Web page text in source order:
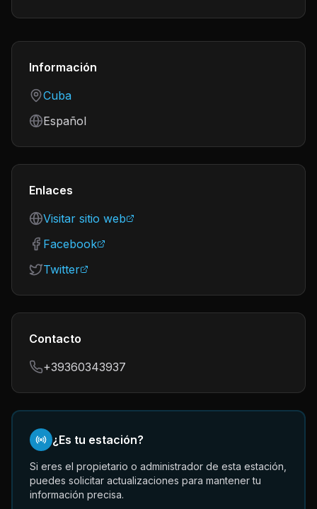
Información
Country
Cuba
Language
Español
Enlaces
Visitar sitio web
Facebook
Twitter
Contacto
+39360343937
¿Es tu estación?
Si eres el propietario o administrador de esta estación,
puedes solicitar actualizaciones para mantener tu
información precisa.